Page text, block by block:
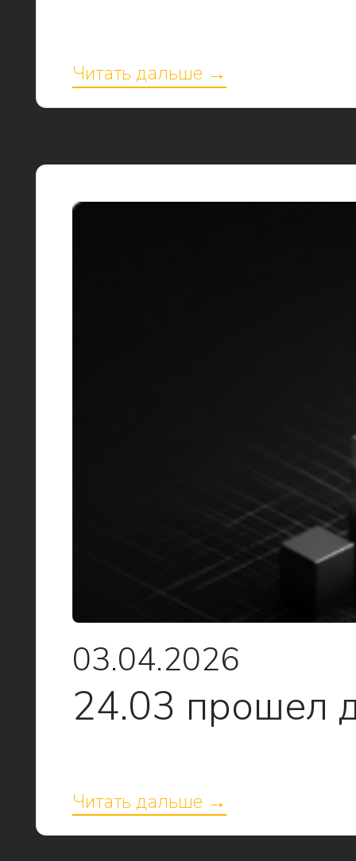
Читать дальше →
03.04.2026
24.03 прошел
Читать дальше →